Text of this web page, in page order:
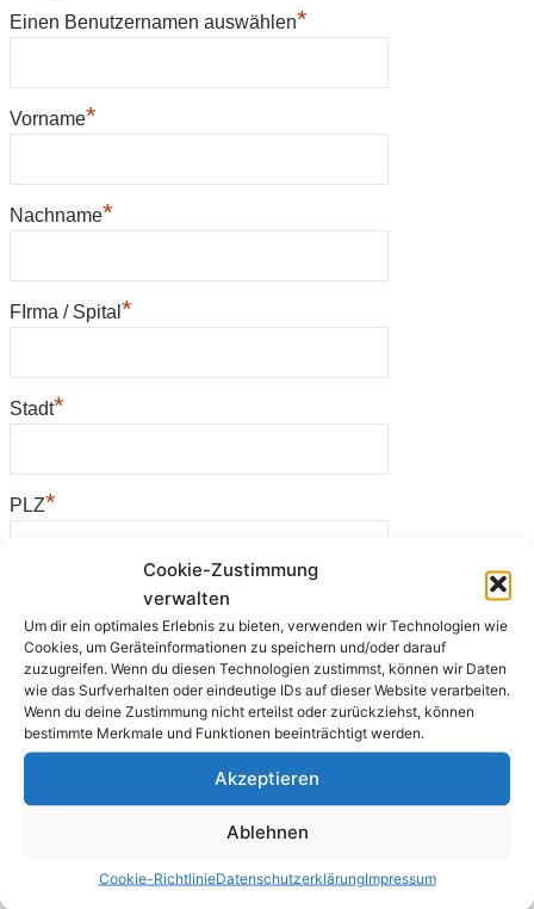
Cookie-Zustimmung
verwalten
Um dir ein optimales Erlebnis zu bieten, verwenden wir Technologien wie
Cookies, um Geräteinformationen zu speichern und/oder darauf
zuzugreifen. Wenn du diesen Technologien zustimmst, können wir Daten
wie das Surfverhalten oder eindeutige IDs auf dieser Website verarbeiten.
Wenn du deine Zustimmung nicht erteilst oder zurückziehst, können
bestimmte Merkmale und Funktionen beeinträchtigt werden.
Akzeptieren
Ablehnen
Cookie-RichtlinieDatenschutzerklärungImpressum
Einen Benutzernamen auswählen*
Vorname*
Nachname*
FIrma / Spital *
Stadt*
PLZ*
Telefon tagsüber*
E-Mail
E-Mail-Adresse wiederholen*